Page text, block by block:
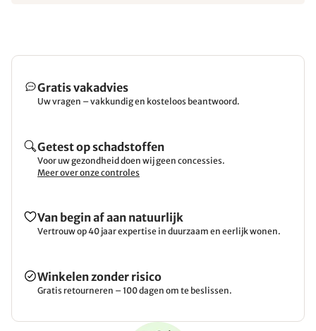
Gratis vakadvies
Uw vragen – vakkundig en kosteloos beantwoord.
Getest op schadstoffen
Voor uw gezondheid doen wij geen concessies.
Meer over onze controles
Van begin af aan natuurlijk
Vertrouw op 40 jaar expertise in duurzaam en eerlijk wonen.
Winkelen zonder risico
Gratis retourneren – 100 dagen om te beslissen.